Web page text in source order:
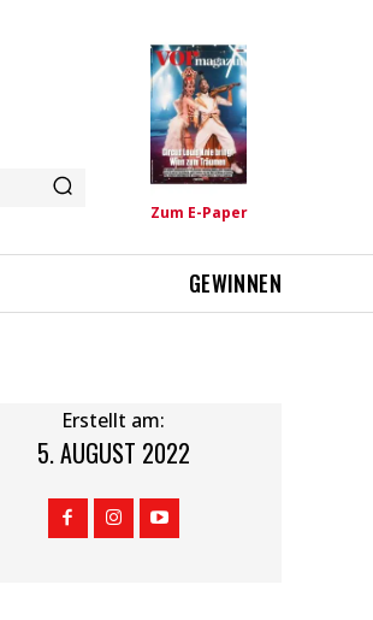
Zum E-Paper
GEWINNEN
Erstellt am:
5. AUGUST 2022